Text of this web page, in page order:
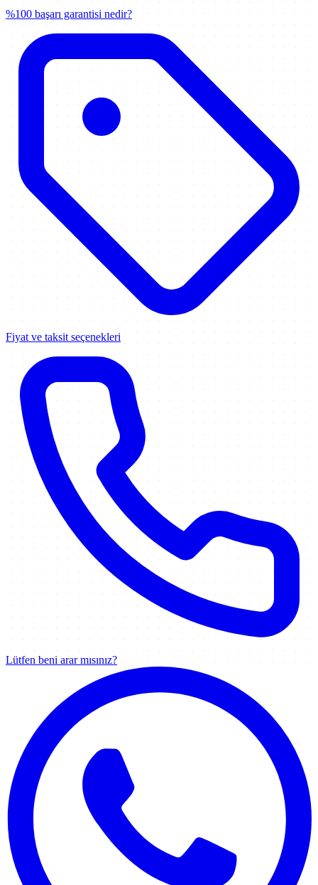
%100 başarı garantisi nedir?
Fiyat ve taksit seçenekleri
Lütfen beni arar mısınız?